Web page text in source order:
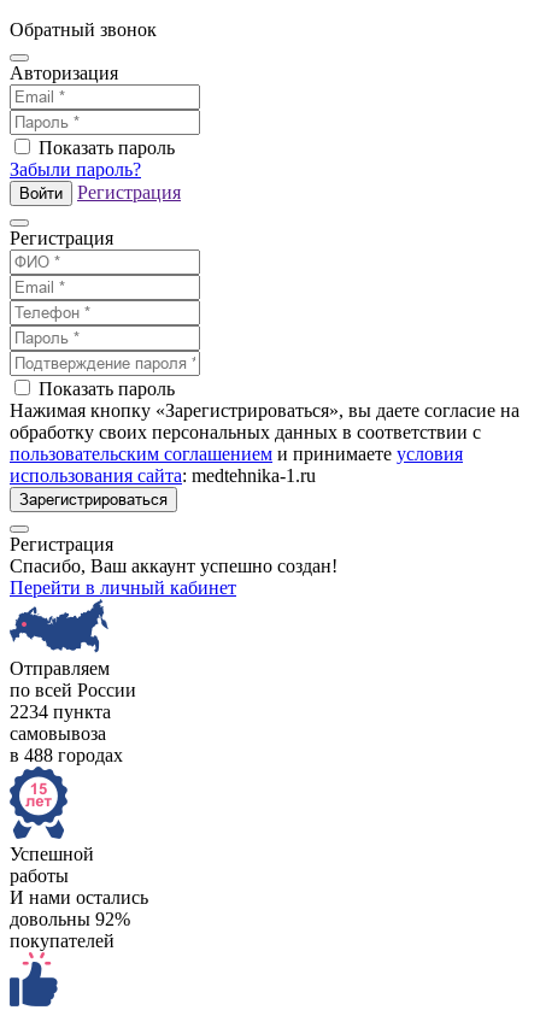
Обратный звонок
Авторизация
Показать пароль
Забыли пароль?
Войти Регистрация
Регистрация
Показать пароль
Нажимая кнопку «Зарегистрироваться», вы даете согласие на
обработку своих персональных данных в соответствии с
пользовательским соглашением и принимаете условия
использования сайта: medtehnika-1.ru
Зарегистрироваться
Регистрация
Спасибо, Ваш аккаунт успешно создан!
Перейти в личный кабинет
Отправляем
по всей России
2234 пункта
самовывоза
в 488 городах
Успешной
работы
И нами остались
довольны 92%
покупателей